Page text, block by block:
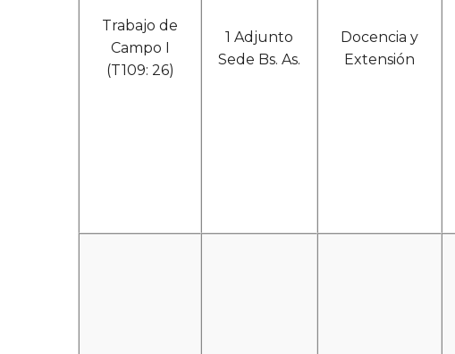
Trabajo de
Campo I
(T109: 26)
1 Adjunto
Sede Bs. As.
Docencia y
Extensión